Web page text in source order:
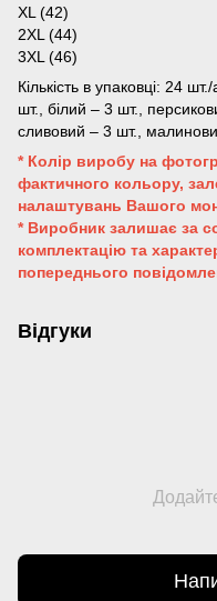
XL (42)
2XL (44)
3XL (46)
Кількість в упаковці: 24
шт., білий – 3 шт.,
сливовий – 3 шт.,
* Колір виробу на
фактичного кольору,
налаштувань Вашого
* Виробник залишає за
комплектацію та
попереднього
Відгуки